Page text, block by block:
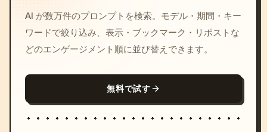
AI が数万件のプロンプトを検索。モデル・期間・キー
ワードで絞り込み、表示・ブックマーク・リポストな
どのエンゲージメント順に並び替えできます。
無料で試す